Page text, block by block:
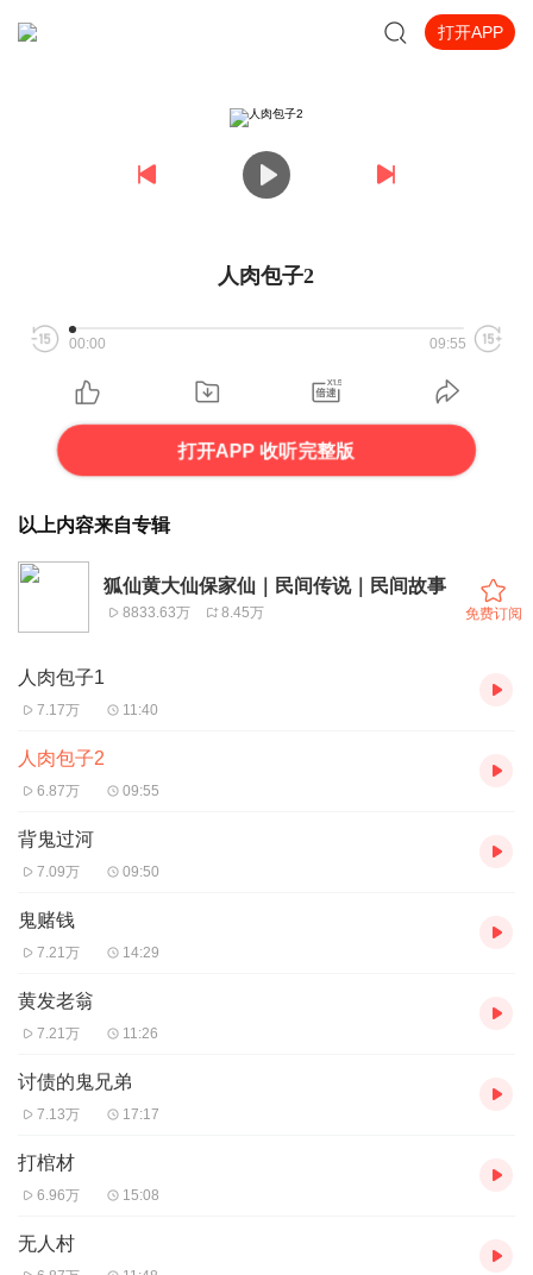
打开APP
人肉包子2
00:00 09:55
打开APP 收听完整版
以上内容来自专辑
狐仙黄大仙保家仙｜民间传说｜民间故事
8833.63万 8.45万 免费订阅
人肉包子1
7.17万 11:40
人肉包子2
6.87万 09:55
背鬼过河
7.09万 09:50
鬼赌钱
7.21万 14:29
黄发老翁
7.21万 11:26
讨债的鬼兄弟
7.13万 17:17
打棺材
6.96万 15:08
无人村